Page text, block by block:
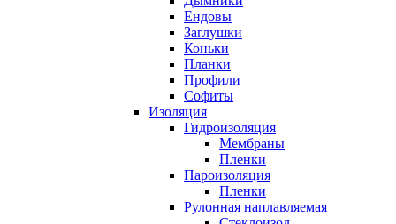
Ендовы
Заглушки
Коньки
Планки
Профили
Софиты
Изоляция
Гидроизоляция
Мембраны
Пленки
Пароизоляция
Пленки
Рулонная наплавляемая